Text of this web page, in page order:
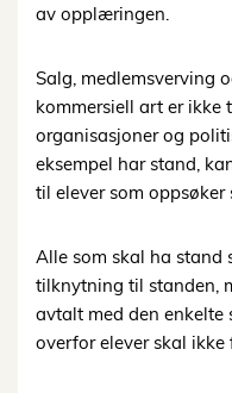
av opplæringen.
Salg, medlemsverving
kommersiell art er ikke
organisasjoner og
eksempel har stand,
til elever som oppsøker
Alle som skal ha
tilknytning til standen,
avtalt med den enkelte
overfor elever skal ikke